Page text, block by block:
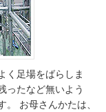
く足場をばらしま
ったなど無いよう
お母さんかたは、